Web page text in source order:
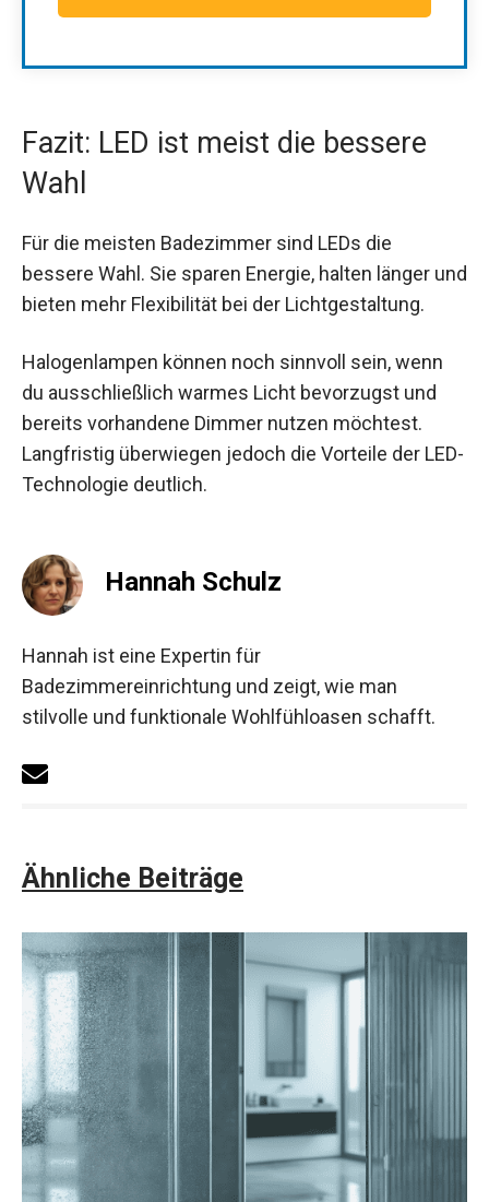
Fazit: LED ist meist die bessere
Wahl
Für die meisten Badezimmer sind LEDs die
bessere Wahl. Sie sparen Energie, halten länger und
bieten mehr Flexibilität bei der Lichtgestaltung.
Halogenlampen können noch sinnvoll sein, wenn
du ausschließlich warmes Licht bevorzugst und
bereits vorhandene Dimmer nutzen möchtest.
Langfristig überwiegen jedoch die Vorteile der LED-
Technologie deutlich.
Hannah Schulz
Hannah ist eine Expertin für
Badezimmereinrichtung und zeigt, wie man
stilvolle und funktionale Wohlfühloasen schafft.
Ähnliche Beiträge